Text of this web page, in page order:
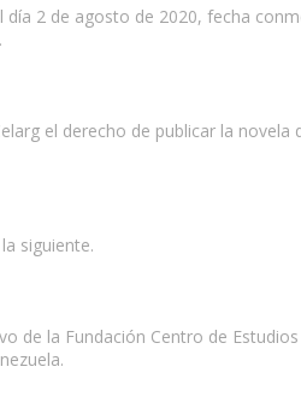
2 de agosto de 2020, fecha
el derecho de publicar la
siguiente.
de la Fundación Centro de